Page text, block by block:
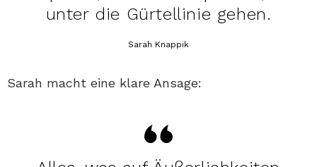
unter die Gürtellinie gehen.
Sarah Knappik
Sarah macht eine klare Ansage: